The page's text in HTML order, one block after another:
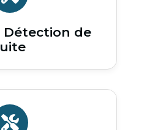
Détection de